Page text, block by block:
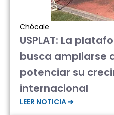
Chócale
USPLAT: La
busca ampliarse
potenciar su
internacional
LEER NOTICIA ➔